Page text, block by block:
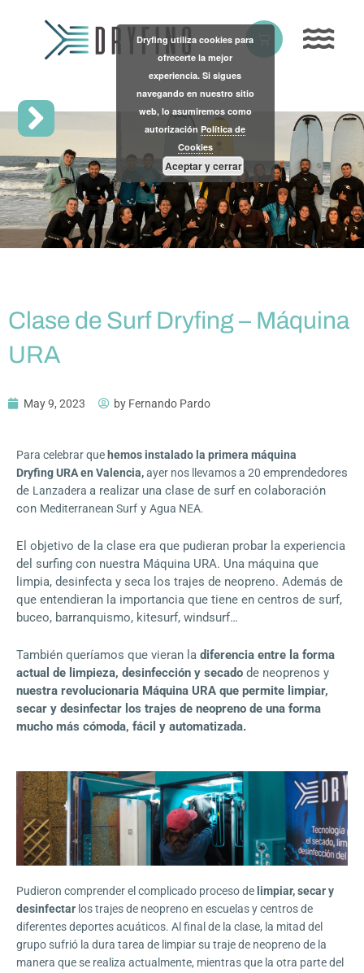
Basket
Clase de Surf Dryfing – Máquina
URA
May 9, 2023 by Fernando Pardo
Para celebrar que hemos instalado la primera máquina
Dryfing URA en Valencia,ayer nos llevamos a 20 emprendedores
de Lanzadera a realizar una clase de surf en colaboración
con Mediterranean Surf y Agua NEA.
El objetivo de la clase era que pudieran probar la experiencia
del surfing con nuestra Máquina URA. Una máquina que
limpia, desinfecta y seca los trajes de neopreno. Además de
que entendieran la importancia que tiene en centros de surf,
buceo, barranquismo, kitesurf, windsurf…
También queríamos que vieran la diferencia entre la forma
actual de limpieza, desinfección y secado de neoprenos y
nuestra revolucionaria Máquina URA que permite limpiar,
secar y desinfectar los trajes de neopreno de una forma
mucho más cómoda, fácil y automatizada.
Pudieron comprender el complicado proceso de limpiar, secar y
desinfectar los trajes de neopreno en escuelas y centros de
diferentes deportes acuáticos. Al final de la clase, la mitad del
grupo sufrió la dura tarea de limpiar su traje de neopreno de la
manera que se realiza actualmente, mientras que la otra parte del
Dryfing utiliza cookies para
ofrecerte la mejor
experiencia. Si sigues
navegando en nuestro sitio
web, lo asumiremos como
autorización Política de
Cookies
Aceptar y cerrar